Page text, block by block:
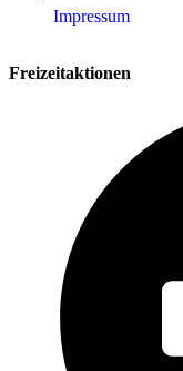
Impressum
Freizeitaktionen